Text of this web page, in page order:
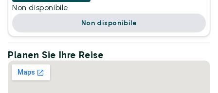
Non disponibile
Non disponibile
Planen Sie Ihre Reise